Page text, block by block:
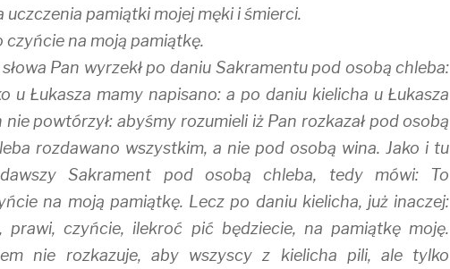
uczczenia pamiątki mojej męki i śmierci.
czyńcie na moją pamiątkę.
słowa Pan wyrzekł po daniu Sakramentu pod osobą chleba:
u Łukasza mamy napisano: a po daniu kielicha u Łukasza
nie powtórzył: abyśmy rozumieli iż Pan rozkazał pod osobą
rozdawano wszystkim, a nie pod osobą wina. Jako i tu
Sakrament pod osobą chleba, tedy mówi: To
na moją pamiątkę. Lecz po daniu kielicha, już inaczej:
prawi, czyńcie, ilekroć pić będziecie, na pamiątkę moję.
nie rozkazuje, aby wszyscy z kielicha pili, ale tylko